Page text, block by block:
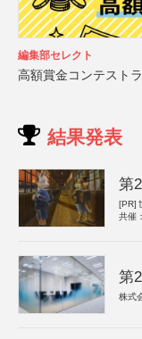
編集部セレクト
高額賞金コンテスト
結果発表
第
[PR]
共催
第
株式